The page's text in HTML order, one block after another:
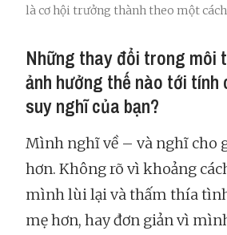
là cơ hội trưởng thành theo một cách
Những thay đổi trong môi
ảnh hưởng thế nào tới tính
suy nghĩ của bạn?
Mình nghĩ về – và nghĩ cho
hơn. Không rõ vì khoảng
mình lùi lại và thấm thía
mẹ hơn, hay đơn giản vì